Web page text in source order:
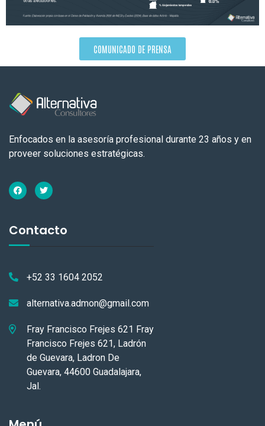
COMUNICADO DE PRENSA
Enfocados en la asesoría profesional durante 23 años y en
proveer soluciones estratégicas.
Contacto
+52 33 1604 2052
alternativa.admon@gmail.com
Fray Francisco Frejes 621 Fray
Francisco Frejes 621, Ladrón
de Guevara, Ladron De
Guevara, 44600 Guadalajara,
Jal.